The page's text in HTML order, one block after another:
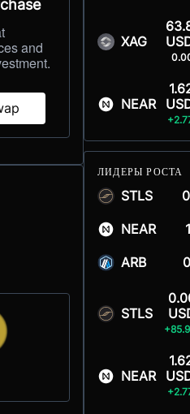
and
XAG
NEAR
ЛИДЕРЫ РОСТА
STLS
NEAR
ARB
STLS
NEAR